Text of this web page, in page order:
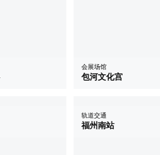
会展场馆
包河文化宫
轨道交通
福州南站